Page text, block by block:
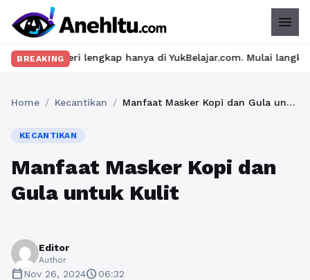
menu
BREAKINGhanya di YukBelajar.com. Mulai langkah suksesmu
Home / Kecantikan / Manfaat Masker Kopi dan Gula untuk Kulit
KECANTIKAN
Manfaat Masker Kopi dan
Gula untuk Kulit
Editor
Author
calendar_todayNov 26, 2024schedule06:32